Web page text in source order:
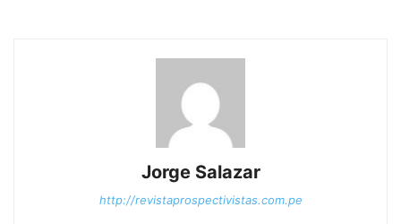
Jorge Salazar
http://revistaprospectivistas.com.pe